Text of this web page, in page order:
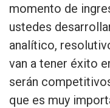
momento de
ustedes
analítico,
van a tener éxito
serán
que es muy